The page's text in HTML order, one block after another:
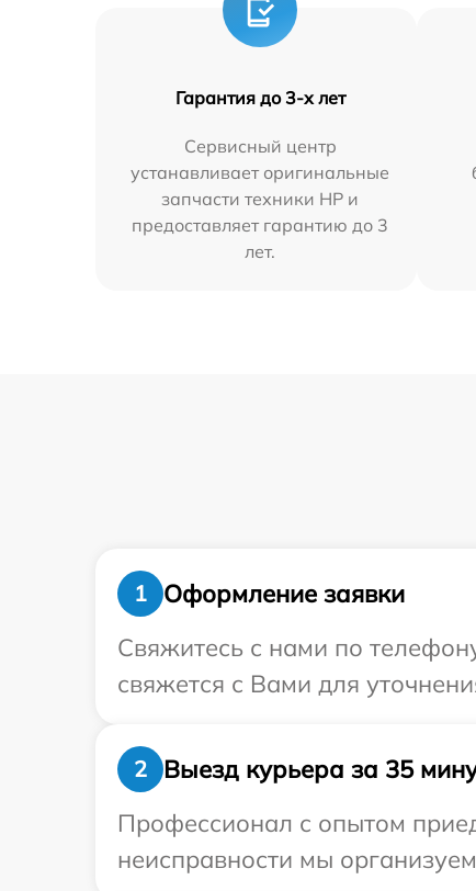
Гарантия до 3-х лет
Сервисный центр
устанавливает оригинальные
запчасти техники HP и
предоставляет гарантию до 3
лет.
1
Оформление заявки
Свяжитесь с нами по
свяжется с Вами для
2
Выезд курьера за 35
Профессионал с опытом
неисправности мы